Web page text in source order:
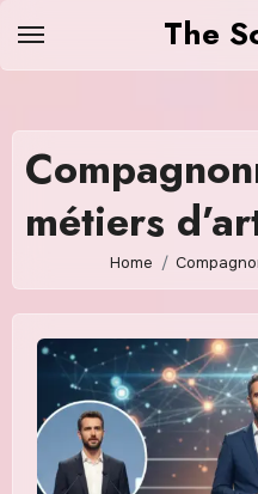
The
métiers
Home